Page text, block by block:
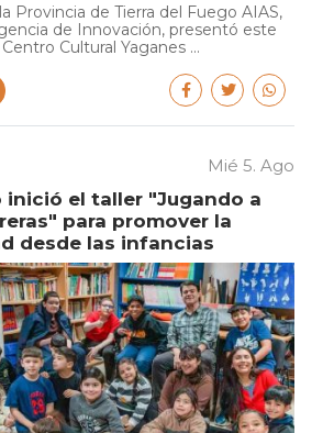
Provincia de Tierra del Fuego AIAS,
de Innovación, presentó este
Cultural Yaganes ...
Mié 5. Ago
inició el taller "Jugando a
para promover la
desde las infancias